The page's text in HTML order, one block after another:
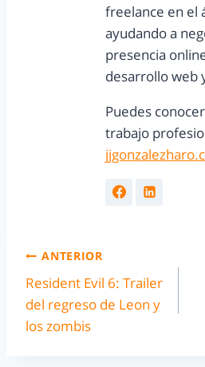
freelance en el
ayudando a
presencia
desarrollo web
Puedes
trabajo
ANTERIOR
Resident Evil 6: Trailer
del regreso de Leon y
los zombis